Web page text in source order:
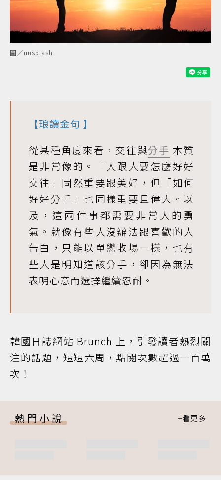
圖／unsplash
【琅讀金句 】
從某種角度來看，交往與分手 本質
是非常像的。「人跟人要怎麼好好
交往」固然重要跟美好，但「如何
好好分手」也同樣重要且偉大。以
及，這兩件事都需要非常大的勇
氣。就像有些人沒辦法跟喜歡的人
告白，只能以單戀收場一樣，也有
些人是明知道該分手，卻因為無法
表明心意而選擇繼續忍耐。
韓國日誌網站 Brunch 上，引發讀者熱烈關
注的話題，短短六周，點閱次數超過一百萬
次！
熱門小說